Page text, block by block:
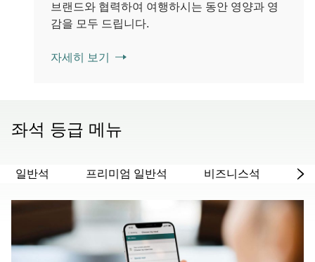
브랜드와 협력하여 여행하시는 동안 영양과 영
감을 모두 드립니다.
자세히 보기
좌석 등급 메뉴
일반석 프리미엄 일반석 비즈니스석 일